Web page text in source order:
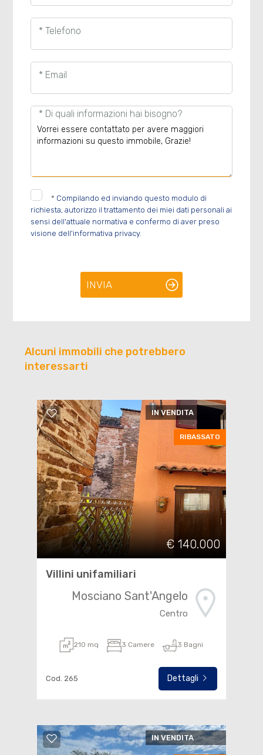
* Telefono
* Email
* Di quali informazioni hai bisogno?
* Compilando ed inviando questo modulo di
richiesta, autorizzo il trattamento dei miei dati personali ai
sensi dell'attuale normativa e confermo di aver preso
visione dell'informativa privacy.
INVIA
Alcuni immobili che potrebbero
interessarti
IN VENDITA
RIBASSATO
€ 140.000
Villini unifamiliari
Mosciano Sant'Angelo
Centro
210 mq 3 Camere 3 Bagni
Cod. 265 Dettagli
IN VENDITA